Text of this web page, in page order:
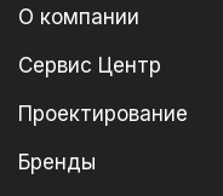
О компании
Сервис Центр
Проектирование
Бренды